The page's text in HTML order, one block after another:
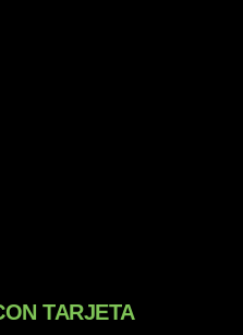
TARJETA